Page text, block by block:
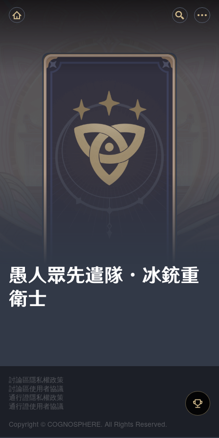
愚人眾先遣隊·冰銃重
衛士
討論區隱私權政策
討論區使用者協議
通行證隱私權政策
通行證使用者協議
Copyright © COGNOSPHERE. All Rights Reserved.